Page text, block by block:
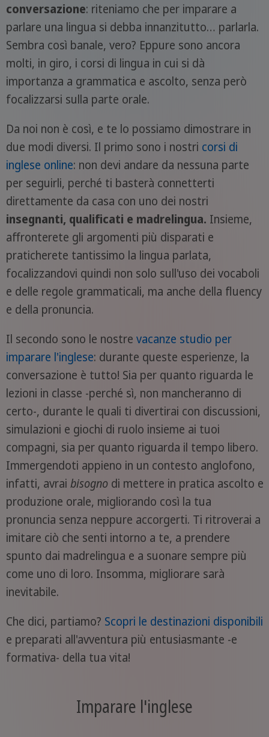
conversazione: riteniamo che per imparare a
parlare una lingua si debba innanzitutto… parlarla.
Sembra così banale, vero? Eppure sono ancora
molti, in giro, i corsi di lingua in cui si dà
importanza a grammatica e ascolto, senza però
focalizzarsi sulla parte orale.
Da noi non è così, e te lo possiamo dimostrare in
due modi diversi. Il primo sono i nostri corsi di
inglese online: non devi andare da nessuna parte
per seguirli, perché ti basterà connetterti
direttamente da casa con uno dei nostri
insegnanti, qualificati e madrelingua. Insieme,
affronterete gli argomenti più disparati e
praticherete tantissimo la lingua parlata,
focalizzandovi quindi non solo sull'uso dei vocaboli
e delle regole grammaticali, ma anche della fluency
e della pronuncia.
Il secondo sono le nostre vacanze studio per
imparare l'inglese: durante queste esperienze, la
conversazione è tutto! Sia per quanto riguarda le
lezioni in classe -perché sì, non mancheranno di
certo-, durante le quali ti divertirai con discussioni,
simulazioni e giochi di ruolo insieme ai tuoi
compagni, sia per quanto riguarda il tempo libero.
Immergendoti appieno in un contesto anglofono,
infatti, avrai bisognodi mettere in pratica ascolto e
produzione orale, migliorando così la tua
pronuncia senza neppure accorgerti. Ti ritroverai a
imitare ciò che senti intorno a te, a prendere
spunto dai madrelingua e a suonare sempre più
come uno di loro. Insomma, migliorare sarà
inevitabile.
Che dici, partiamo? Scopri le destinazioni disponibili
e preparati all'avventura più entusiasmante -e
formativa- della tua vita!
Imparare l'inglese